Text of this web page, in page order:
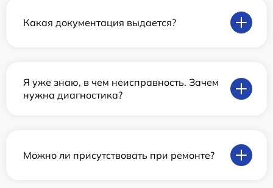
Какая документация выдается?
Я уже знаю, в чем неисправность. Зачем
нужна диагностика?
Можно ли присутствовать при ремонте?